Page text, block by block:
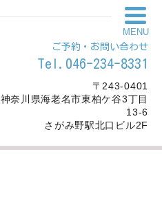
MENU
ご予約・お問い合わせ
Tel.046-234-8331
〒243-0401
神奈川県海老名市東柏ケ谷3丁目
13-6
さがみ野駅北口ビル2F